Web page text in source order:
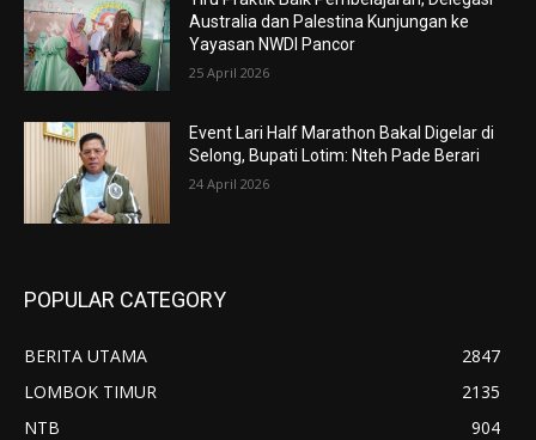
Australia dan Palestina Kunjungan ke
Yayasan NWDI Pancor
25 April 2026
Event Lari Half Marathon Bakal Digelar di
Selong, Bupati Lotim: Nteh Pade Berari
24 April 2026
POPULAR CATEGORY
BERITA UTAMA
2847
LOMBOK TIMUR
2135
NTB
904